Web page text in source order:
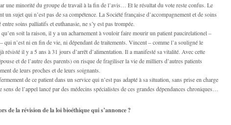
une minorité du groupe de travail à la fin de l’avis… Et le résultat du vote reste confus. Le
un sujet qui n’est pas de sa compétence. La Société française d’accompagnement et de soins
soins palliatifs et euthanasie, ne s’y est pas trompée.
soit la raison, il y a un acharnement à vouloir faire mourir un patient paucirelationel –
qui n’est ni en fin de vie, ni dépendant de traitements. Vincent – comme l’a souligné le
il y a 5 ans à 31 jours d’arrêt d’alimentation. Il a manifesté sa vitalité. Avec cette
et de l’autre des parents) on risque de fragiliser la vie de milliers d’autres patients
de leurs proches et de leurs soignants.
de ce patient dans un service qui n’est pas adapté à sa situation, sans prise en charge
de l’appel lancé par des médecins spécialistes de ces grandes dépendances chroniques…
de la révision de la loi bioé­thique qui s’annonce ?